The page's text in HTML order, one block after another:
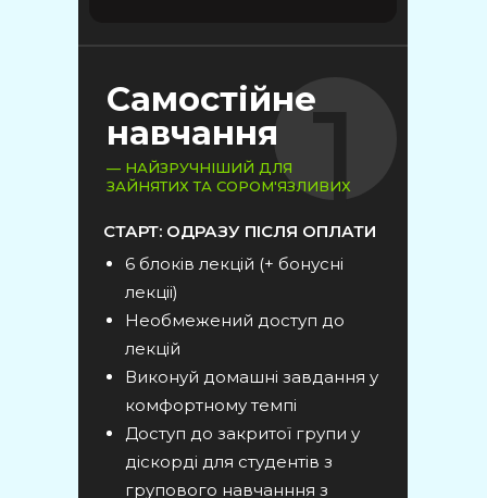
1
Самостійне
навчання
6 блоків лекцій (+ бонусні
лекціі)
Необмежений доступ до
лекцій
Виконуй домашні завдання у
комфортному темпі
Доступ до закритої групи у
діскорді для студентів з
групового навчанння з
— НАЙЗРУЧНІШИЙ ДЛЯ
ЗАЙНЯТИХ ТА СОРОМ'ЯЗЛИВИХ
СТАРТ: ОДРАЗУ ПІСЛЯ ОПЛАТИ